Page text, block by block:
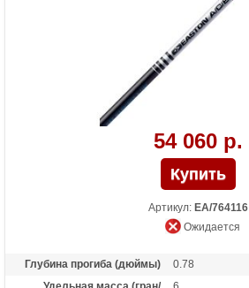
54 060 р.
Артикул: EA/764116
Ожидается
Глубина прогиба (дюймы)
0.78